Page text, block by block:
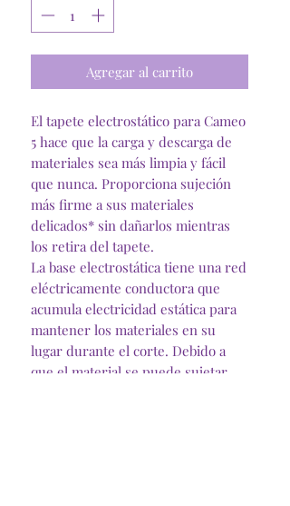
Agregar al carrito
El tapete electrostático para Cameo
5 hace que la carga y descarga de
materiales sea más limpia y fácil
que nunca. Proporciona sujeción
más firme a sus materiales
delicados* sin dañarlos mientras
los retira del tapete.
La base electrostática tiene una red
eléctricamente conductora que
acumula electricidad estática para
mantener los materiales en su
lugar durante el corte. Debido a
que el material se puede sujetar